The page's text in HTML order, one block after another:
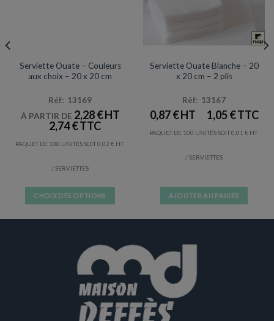
Serviette Ouate – Couleurs
aux choix – 20 x 20 cm
Réf: 13169
À PARTIR DE 2,28€
2,74€
PAQUET DE 100 UNITÉS SOIT0,02 €
/ SERVIETTES
CHOIX DES OPTIONS
plusieurs
variations.
Les
options
peuvent
être
Serviette Ouate Blanche – 20
x 20 cm – 2 plis
Réf: 13167
0,87€ 1,05€
PAQUET DE 100 UNITÉS SOIT0,01 €
/ SERVIETTES
AJOUTER AU PANIER